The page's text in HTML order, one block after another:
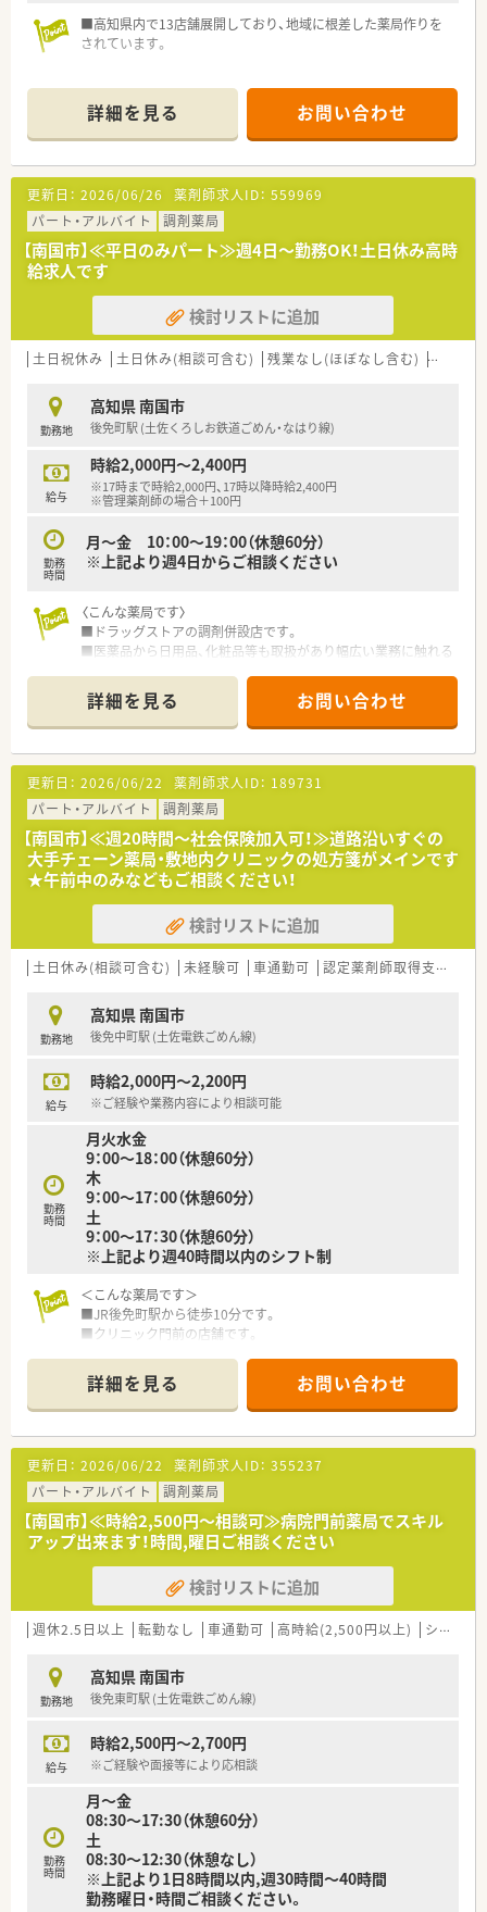
高知市内をはじめ、県内各エリアに店舗がありますので地元で
のご就業を検討されている方におすすめです。
ご相談にのって頂けます。
■時代の変化にあわせて対応できる会社を目指しているため、攻
めの姿勢で経営を進めていくお考えです。
門前としての考え方は今はなく、各店舗が地域密着を目指して
います。
■健康サポート薬局の認定を受けている店舗も複数店舗ござい
ます。
■社長は薬剤師免許をお持ちではございませんが、現場の意見を
大切にされていらっしゃいます。現場の声を活かしてくれるボ
トムアップの会社です。
■役員は平均年齢40～50代半ばで構成されています。役員の中
には薬剤師の方も在籍しております。
■在宅専門・漢方専門の店舗もあります。
■業績・会社貢献・能力に併せて、査定決算賞与も支給されます。
■地域に根差した薬局として地域の学校や老人クラブの依頼を
喫煙防止活動や正しい薬の使い方などについて講演をするこ
ともあります。
楽しくて勉強になる講演は大変好評です。
■お仕事以外の課外活動も活発です。ゴルフ、サーフィン、フィ
ッシング、ダイビングなど南国ならではの趣味サークルが盛りだ
くさんです。
期でも10時間/月となっています。
＜こんな方にもおススメ＞
■高知県下で展開しているグループ企業で安定して長くお勤め
されたい方
等々…少しでも気になった方はお気軽にお問い合わせください！
■高知県内で13店舗展開しており、地域に根差した薬局作りを
されています。
詳細を見る お問い合わせ
更新日： 2026/06/26 薬剤師求人ID： 559969
パート・アルバイト
調剤薬局
【南国市】≪平日のみパート≫週4日～勤務OK！土日休み高時
給求人です
検討リストに追加
土日祝休み 土日休み(相談可含む) 残業なし(ほぼなし含む) シフト
勤務地
高知県 南国市
後免町駅 (土佐くろしお鉄道ごめん・なはり線)
給与
時給2,000円～2,400円
※17時まで時給2,000円、17時以降時給2,400円
※管理薬剤師の場合＋100円
勤務
時間
月～金 10：00～19：00（休憩60分）
※上記より週4日からご相談ください
〈こんな薬局です〉
■ドラッグストアの調剤併設店です。
■医薬品から日用品、化粧品等も取扱があり幅広い業務に触れる
■広域処方箋を応需しています。
〈業務内容〉
■調剤・投薬・服薬指導など一連の業務
〈法人概要〉
■創業205周年を迎える総合健康企業で、日本最大手チェーンド
ラッグストアの法人です。
■医薬品から日用品、化粧品等も取扱があり幅広い業務に触れる
ことができます。
■薬剤師は新しいポストとなりますので、新たな挑戦をしたい方
に最適の環境です。調剤ご経験者であれば高年収が狙えます。
■広々とした調剤室はどこも綺麗で、監査システム・自動分包機
などの調剤設備も整っています。
■平日のみのご勤務でお探しの方
■プライベートやご家庭と両立しながら働きたい方
詳細を見る お問い合わせ
更新日： 2026/06/22 薬剤師求人ID： 189731
パート・アルバイト
調剤薬局
【南国市】≪週20時間～社会保険加入可！≫道路沿いすぐの
大手チェーン薬局・敷地内クリニックの処方箋がメインです
★午前中のみなどもご相談ください！
検討リストに追加
土日休み(相談可含む) 未経験可 車通勤可 認定薬剤師取得支援あり
勤務地
高知県 南国市
後免中町駅 (土佐電鉄ごめん線)
給与
時給2,000円～2,200円
※ご経験や業務内容により相談可能
勤務
時間
月火水金
9：00～18：00（休憩60分）
木
9：00～17：00（休憩60分）
土
9：00～17：30（休憩60分）
※上記より週40時間以内のシフト制
＜こんな薬局です＞
■JR後免町駅から徒歩10分です。
■クリニック門前の店舗です。
＜業務内容＞
■内科, 泌尿器科, 皮膚科を中心に応需しています。
■処方箋は30～50枚/日程度です。
＜設備も充実＞
■全店でピッキングサポートシステムを標準導入
医療事務・登録販売者の在籍している店舗も多数あり、ピッキ
ング業務はほとんどを非薬剤師が行います。
服薬指導や患者様の会話に集中できる環境が魅力です。
＜会社のポイント＞
■母体は病医院専門の経営コンサルティング企業です。
全国に調剤薬局を550店舗以上展開しています。
器のリースなど幅広く事業を展開しております。
■勤務地や転勤の有無など、希望により働き方を選択できます。
■転勤のない働き方も可能です。入社後に「転勤あり」から「転勤
■電子薬歴・ピッキングサポートシステムを導入しています。
全店舗にて統一されています。
育児休業は、最大3歳に達した月の末日まで延長可能です。
「短時間勤務制度」もあり、子育てと両立しながら勤務できる環
境です。
その他、介護休暇への「短時間勤務制度」があり、サポートが充実
しております。
■結婚・出産、お子さんの入学など
詳細を見る お問い合わせ
更新日： 2026/06/22 薬剤師求人ID： 355237
パート・アルバイト
調剤薬局
【南国市】≪時給2,500円～相談可≫病院門前薬局でスキル
アップ出来ます！時間,曜日ご相談ください
検討リストに追加
週休2.5日以上 転勤なし 車通勤可 高時給(2,500円以上) シフト制
勤務地
高知県 南国市
後免東町駅 (土佐電鉄ごめん線)
給与
時給2,500円～2,700円
※ご経験や面接等により応相談
勤務
時間
月～金
08:30～17:30（休憩60分）
土
08:30～12:30（休憩なし）
※上記より1日8時間以内,週30時間～40時間
勤務曜日・時間ご相談ください。